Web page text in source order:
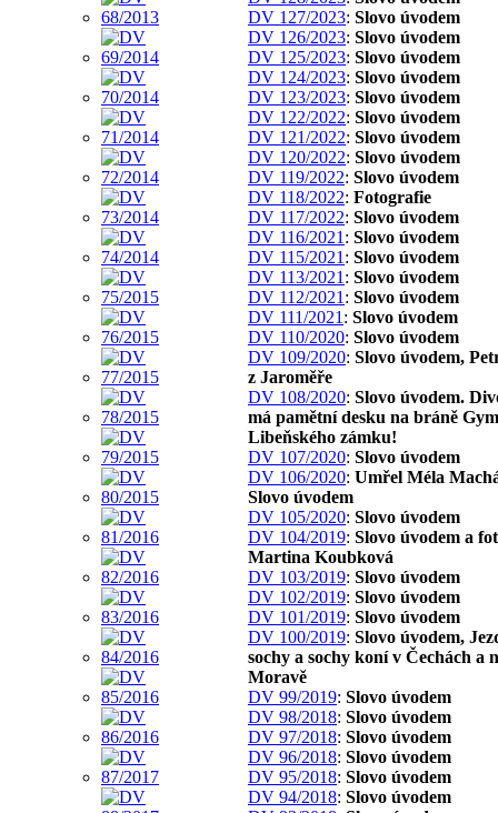
DV 127/2023: Slovo úvodem
DV 126/2023: Slovo úvodem
DV 125/2023: Slovo úvodem
DV 124/2023: Slovo úvodem
DV 123/2023: Slovo úvodem
DV 122/2022: Slovo úvodem
DV 121/2022: Slovo úvodem
DV 120/2022: Slovo úvodem
DV 119/2022: Slovo úvodem
DV 118/2022: Fotografie
DV 117/2022: Slovo úvodem
DV 116/2021 : Slovo úvodem
DV 115/2021 : Slovo úvodem
DV 113/2021 : Slovo úvodem
DV 112/2021 : Slovo úvodem
DV 111/2021 : Slovo úvodem
DV 110/2020: Slovo úvodem
DV 109/2020: Slovo úvodem,
z Jaroměře
DV 108/2020: Slovo úvodem.
má pamětní desku na bráně
Libeňského zámku!
DV 107/2020: Slovo úvodem
DV 106/2020: Umřel Méla
Slovo úvodem
DV 105/2020: Slovo úvodem
DV 104/2019: Slovo úvodem a
Martina Koubková
DV 103/2019: Slovo úvodem
DV 102/2019: Slovo úvodem
DV 101/2019: Slovo úvodem
DV 100/2019: Slovo úvodem,
sochy a sochy koní v Čechách a
Moravě
DV 99/2019: Slovo úvodem
DV 98/2018: Slovo úvodem
DV 97/2018: Slovo úvodem
DV 96/2018: Slovo úvodem
DV 95/2018: Slovo úvodem
DV 94/2018: Slovo úvodem